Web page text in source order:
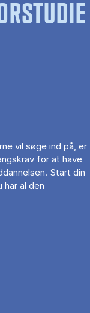
vil søge ind på, er
for at have
Start din
har al den